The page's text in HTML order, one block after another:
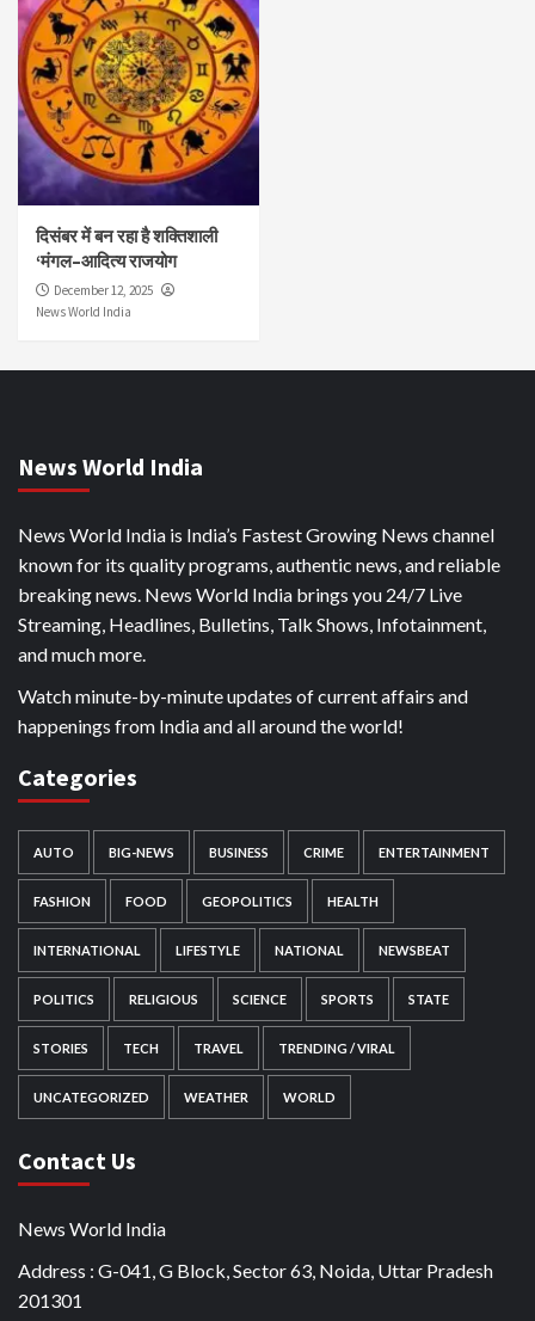
दिसंबर में बन रहा है शक्तिशाली
‘मंगल–आदित्य राजयोग
December 12, 2025
News World India
News World India
News World India is India’s Fastest Growing News channel
known for its quality programs, authentic news, and reliable
breaking news. News World India brings you 24/7 Live
Streaming, Headlines, Bulletins, Talk Shows, Infotainment,
and much more.
Watch minute-by-minute updates of current affairs and
happenings from India and all around the world!
Categories
AUTO BIG-NEWS BUSINESS CRIME ENTERTAINMENT
FASHION FOOD GEOPOLITICS HEALTH
INTERNATIONAL LIFESTYLE NATIONAL NEWSBEAT
POLITICS RELIGIOUS SCIENCE SPORTS STATE
STORIES TECH TRAVEL TRENDING / VIRAL
UNCATEGORIZED WEATHER WORLD
Contact Us
News World India
Address : G-041, G Block, Sector 63, Noida, Uttar Pradesh
201301